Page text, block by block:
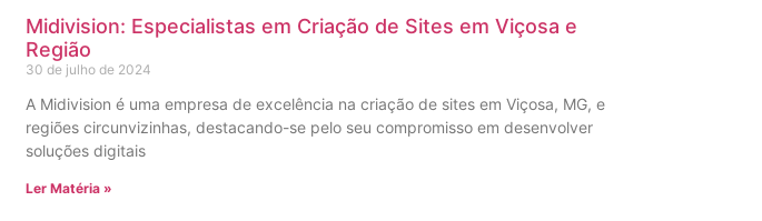
Midivision: Especialistas em Criação de Sites em Viçosa e
Região
30 de julho de 2024
A Midivision é uma empresa de excelência na criação de sites em Viçosa, MG, e
regiões circunvizinhas, destacando-se pelo seu compromisso em desenvolver
soluções digitais
Ler Matéria »